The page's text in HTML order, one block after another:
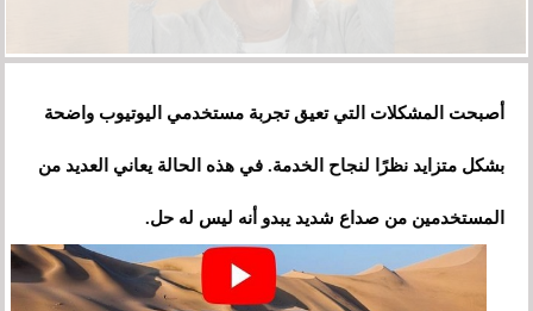
أصبحت المشكلات التي تعيق تجربة مستخدمي اليوتيوب واضحة
بشكل متزايد نظرًا لنجاح الخدمة. في هذه الحالة يعاني العديد من
المستخدمين من صداع شديد يبدو أنه ليس له حل.